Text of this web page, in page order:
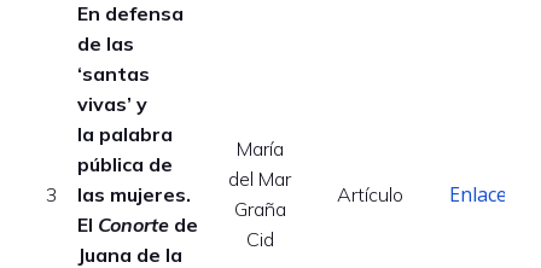
3
En defensa
de las
‘santas
vivas’ y
la palabra
pública de
las mujeres.
El Conorte de
Juana de la
María
del Mar
Graña
Cid
Artículo Enlace